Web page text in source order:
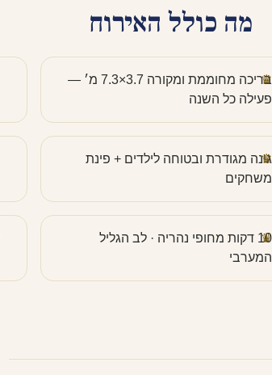
מה כולל האירוח
בריכה מחוממת ומקורה 3.7×7.3 מ׳ —
פעילה כל השנה
גינה מגודרת ובטוחה לילדים + פינת
משחקים
10 דקות מחופי נהריה · לב הגליל
המערבי